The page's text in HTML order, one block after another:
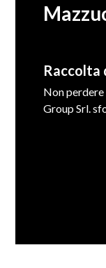
Raccolta
Non
Group Srl.